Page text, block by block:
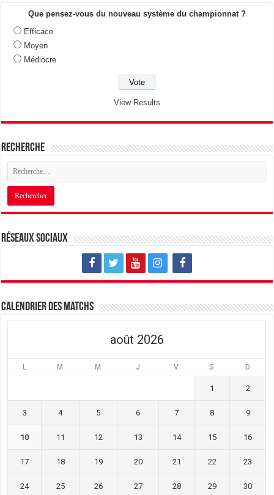
Que pensez-vous du nouveau système du championnat ?
Efficace
Moyen
Médiocre
View Results
Recherche
Réseaux sociaux
Calendrier des matchs
août 2026
L M M J V S D
1 2
3 4 5 6 7 8 9
10 11 12 13 14 15 16
17 18 19 20 21 22 23
24 25 26 27 28 29 30